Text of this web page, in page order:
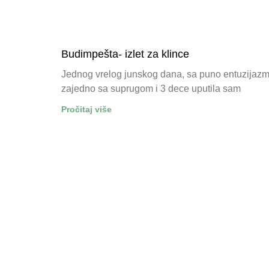
Budimpešta- izlet za klince
Jednog vrelog junskog dana, sa puno
zajedno sa suprugom i 3 dece uputila sam
Pročitaj više